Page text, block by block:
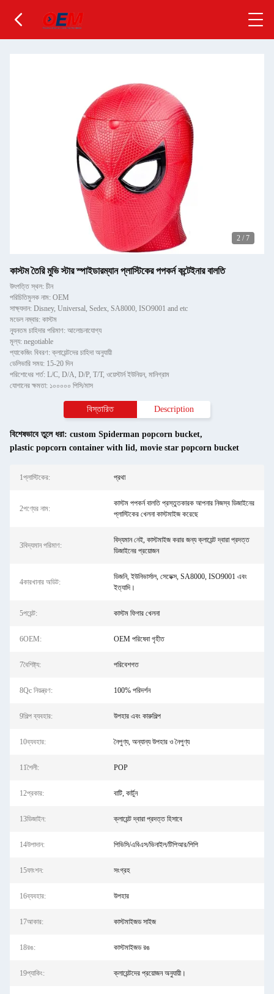
2 / 7
কাস্টম তৈরি মুভি স্টার স্পাইডারম্যান প্লাস্টিকের পপকর্ন কন্টেইনার বালতি
উৎপত্তি স্থল: চীন
পরিচিতিমুলক নাম: OEM
সাক্ষ্যদান: Disney, Universal, Sedex, SA8000, ISO9001 and etc
মডেল নম্বার: কাস্টম
ন্যূনতম চাহিদার পরিমাণ: আলোচনাযোগ্য
মূল্য: negotiable
প্যাকেজিং বিবরণ: ক্লায়েন্টদের চাহিদা অনুযায়ী
ডেলিভারি সময়: 15-20 দিন
পরিশোধের শর্ত: L/C, D/A, D/P, T/T, ওয়েস্টার্ন ইউনিয়ন, মানিগ্রাম
যোগানের ক্ষমতা: ১০০০০০ পিসি/মাস
বিস্তারিত Description
বিশেষভাবে তুলে ধরা: custom Spiderman popcorn bucket,
plastic popcorn container with lid, movie star popcorn bucket
1প্লাস্টিকের: প্রথা
2পণ্যের নাম:
কাস্টম পপকর্ন বালতি প্রস্তুতকারক আপনার নিজস্ব ডিজাইনের
প্লাস্টিকের খেলনা কাস্টমাইজ করেছে
3বিদ্যমান পরিমাণ:
বিদ্যমান নেই, কাস্টমাইজ করার জন্য ক্লায়েন্ট দ্বারা প্রদত্ত
ডিজাইনের প্রয়োজন
4কারখানার অডিট:
ডিজনি, ইউনিভার্সাল, সেডেক্স, SA8000, ISO9001 এবং
ইত্যাদি।
5পয়েন্ট: কাস্টম ফিগার খেলনা
6OEM: OEM পরিষেবা গৃহীত
7বৈশিষ্ট্য: পরিবেশগত
8Qc নিয়ন্ত্রণ: 100% পরিদর্শন
9শিল্প ব্যবহার: উপহার এবং কারুশিল্প
10ব্যবহার: নৈপুণ্য, অন্যান্য উপহার ও নৈপুণ্য
11শৈলী: POP
12প্রকার: বাটি, কার্টুন
13ডিজাইন: ক্লায়েন্ট দ্বারা প্রদত্ত হিসাবে
14উপাদান: পিভিসি/এবিএস/ভিনাইল/টিপিআর/পিপি
15ফাংশন: সংগ্রহ
16ব্যবহার: উপহার
17আকার: কাস্টমাইজড সাইজ
18রঙ: কাস্টমাইজড রঙ
19প্যাকিং: ক্লায়েন্টদের প্রয়োজন অনুযায়ী।